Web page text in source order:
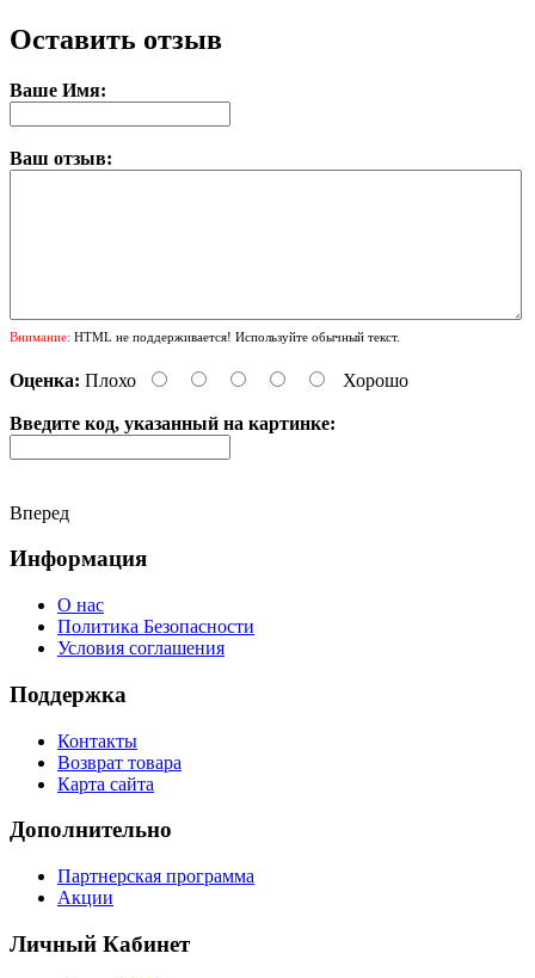
Оставить отзыв
Ваше Имя:
Ваш отзыв:
Внимание: HTML не поддерживается! Используйте обычный текст.
Оценка: Плохо Хорошо
Введите код, указанный на картинке:
Вперед
Информация
О нас
Политика Безопасности
Условия соглашения
Поддержка
Контакты
Возврат товара
Карта сайта
Дополнительно
Партнерская программа
Акции
Личный Кабинет